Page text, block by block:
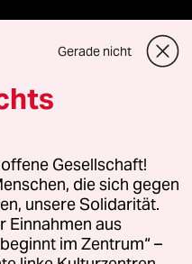
Gerade nicht
Gesellschaft!
die sich gegen
unsere Solidarität.
Einnahmen aus
im Zentrum“ –